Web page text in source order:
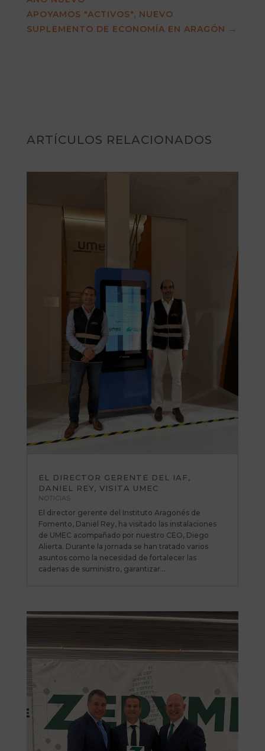
APOYAMOS "ACTIVOS", NUEVO
SUPLEMENTO DE ECONOMÍA EN ARAGÓN →
ARTÍCULOS RELACIONADOS
EL DIRECTOR GERENTE DEL IAF,
DANIEL REY, VISITA UMEC
NOTICIAS
El director gerente del Instituto Aragonés de
Fomento, Daniel Rey, ha visitado las instalaciones
de UMEC acompañado por nuestro CEO, Diego
Alierta. Durante la jornada se han tratado varios
asuntos como la necesidad de fortalecer las
cadenas de suministro, garantizar...